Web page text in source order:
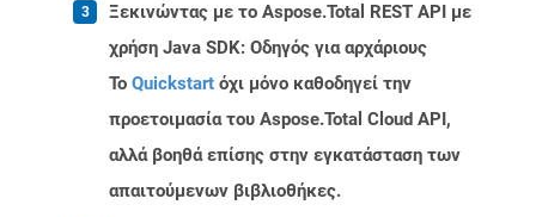
Ξεκινώντας με το Aspose.Total REST API με
χρήση Java SDK: Οδηγός για αρχάριους
Το Quickstart όχι μόνο καθοδηγεί την
προετοιμασία του Aspose.Total Cloud API,
αλλά βοηθά επίσης στην εγκατάσταση των
απαιτούμενων βιβλιοθήκες.